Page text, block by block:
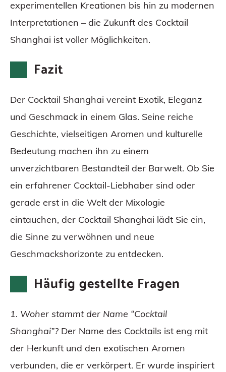
experimentellen Kreationen bis hin zu modernen
Interpretationen – die Zukunft des Cocktail
Shanghai ist voller Möglichkeiten.
Fazit
Der Cocktail Shanghai vereint Exotik, Eleganz
und Geschmack in einem Glas. Seine reiche
Geschichte, vielseitigen Aromen und kulturelle
Bedeutung machen ihn zu einem
unverzichtbaren Bestandteil der Barwelt. Ob Sie
ein erfahrener Cocktail-Liebhaber sind oder
gerade erst in die Welt der Mixologie
eintauchen, der Cocktail Shanghai lädt Sie ein,
die Sinne zu verwöhnen und neue
Geschmackshorizonte zu entdecken.
Häufig gestellte Fragen
1. Woher stammt der Name “Cocktail
Shanghai”? Der Name des Cocktails ist eng mit
der Herkunft und den exotischen Aromen
verbunden, die er verkörpert. Er wurde inspiriert